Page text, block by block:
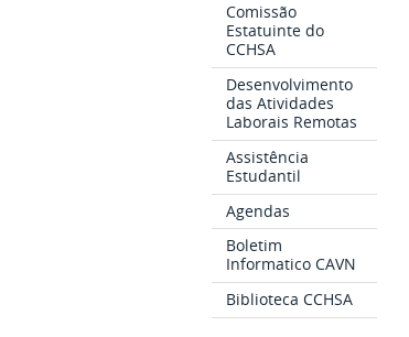
Comissão
Estatuinte do
CCHSA
Desenvolvimento
das Atividades
Laborais Remotas
Assistência
Estudantil
Agendas
Boletim
Informatico CAVN
Biblioteca CCHSA